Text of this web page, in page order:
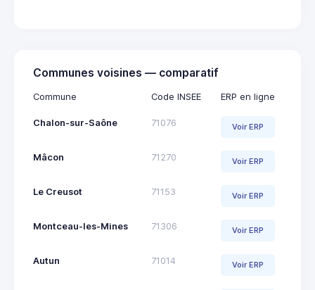
Communes voisines — comparatif
Commune Code INSEE ERP en ligne
Chalon-sur-Saône 71076 Voir ERP
Mâcon 71270 Voir ERP
Le Creusot 71153 Voir ERP
Montceau-les-Mines 71306 Voir ERP
Autun 71014 Voir ERP